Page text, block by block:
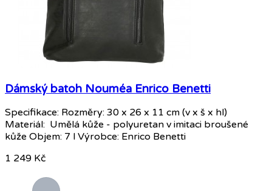
Dámský batoh Nouméa Enrico Benetti
Specifikace: Rozměry: 30 x 26 x 11 cm (v x š x hl)
Materiál: Umělá kůže - polyuretan v imitaci broušené
kůže Objem: 7 l Výrobce: Enrico Benetti
1 249 Kč
Šedá